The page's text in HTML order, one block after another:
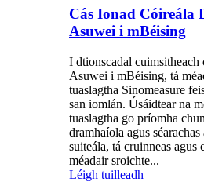
Cás Ionad Cóireála
Asuwei i mBéising
I dtionscadal
Asuwei i mBéising, tá
tuaslagtha Sinomeasure
san iomlán. Úsáidtear na
tuaslagtha go príomha
dramhaíola agus
suiteála, tá cruinneas agus
méadair sroichte...
Léigh tuilleadh